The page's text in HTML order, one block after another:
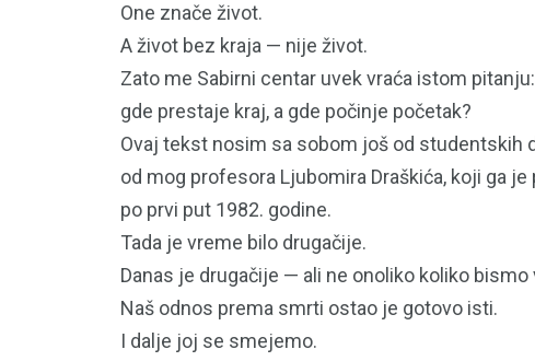
One znače život.
A život bez kraja — nije život.
Zato me Sabirni centar uvek vraća istom pitanju:
gde prestaje kraj, a gde počinje početak?
Ovaj tekst nosim sa sobom još od studentskih
od mog profesora Ljubomira Draškića, koji ga je
po prvi put 1982. godine.
Tada je vreme bilo drugačije.
Danas je drugačije — ali ne onoliko koliko bismo
Naš odnos prema smrti ostao je gotovo isti.
I dalje joj se smejemo.